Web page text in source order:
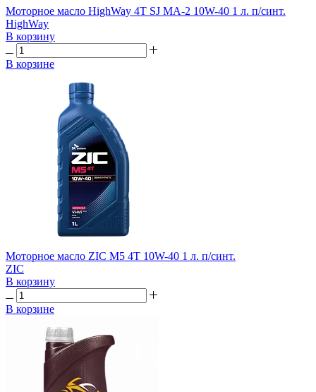
Моторное масло HighWay 4T SJ MA-2 10W-40 1 л. п/синт.
HighWay
В корзину
В корзине
Моторное масло ZIC M5 4T 10W-40 1 л. п/синт.
ZIC
В корзину
В корзине